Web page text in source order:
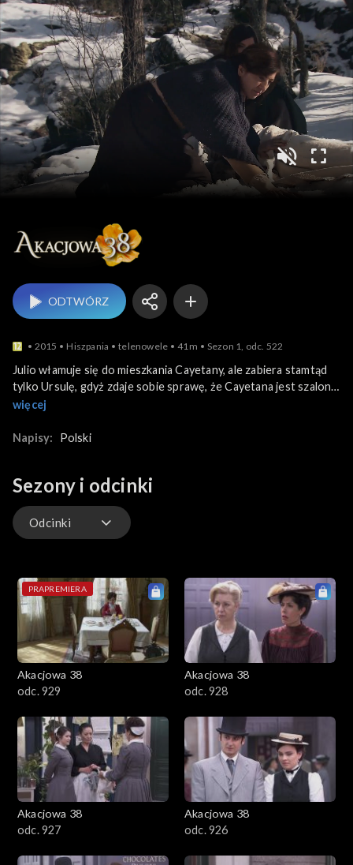
Akacjowa 38
ODTWÓRZ
2015 Hiszpania telenowele 41m Sezon 1, odc. 522
Julio włamuje się do mieszkania Cayetany, ale zabiera stamtąd
tylko Ursulę, gdyż zdaje sobie sprawę, że Cayetana jest szalona.
O świcie policja podstawia powóz. Wsiada do niego Mauro i
Julia jest w nim zamaskowany Ramon. Tymczasem Julio został w
ciężko go rani, a sam zostaje zatrzymany. Tymczasem jego dwaj
synowie, Cruz i Koko, odjeżdżają powozem. Felipe szaleje ze
strachu o Celię, jednak ona jest wobec niego chłodna i
obojętna.
więcej
Napisy: Polski
Sezony i odcinki
Odcinki
PRAPREMIERA
Akacjowa 38
odc. 929
Akacjowa 38
odc. 928
Akacjowa 38
odc. 927
Akacjowa 38
odc. 926